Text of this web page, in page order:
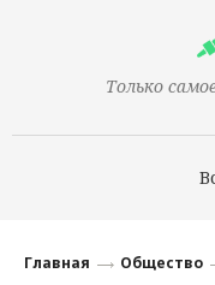
Только
Главная
Общество